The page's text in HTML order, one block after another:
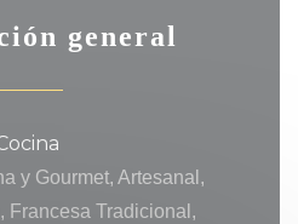
general
y Gourmet, Artesanal,
Francesa Tradicional,